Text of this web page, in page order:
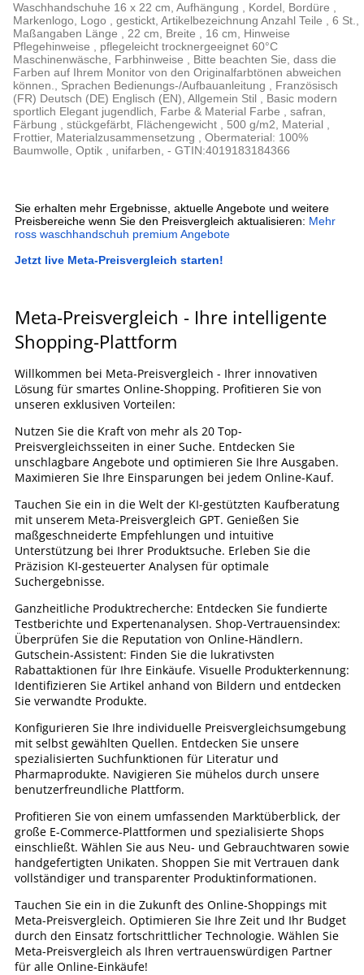
Waschhandschuhe 16 x 22 cm, Aufhängung , Kordel, Bordüre ,
Markenlogo, Logo , gestickt, Artikelbezeichnung Anzahl Teile , 6 St.,
Maßangaben Länge , 22 cm, Breite , 16 cm, Hinweise
Pflegehinweise , pflegeleicht trocknergeeignet 60°C
Maschinenwäsche, Farbhinweise , Bitte beachten Sie, dass die
Farben auf Ihrem Monitor von den Originalfarbtönen abweichen
können., Sprachen Bedienungs-/Aufbauanleitung , Französisch
(FR) Deutsch (DE) Englisch (EN), Allgemein Stil , Basic modern
sportlich Elegant jugendlich, Farbe & Material Farbe , safran,
Färbung , stückgefärbt, Flächengewicht , 500 g/m2, Material ,
Frottier, Materialzusammensetzung , Obermaterial: 100%
Baumwolle, Optik , unifarben, - GTIN:4019183184366
Sie erhalten mehr Ergebnisse, aktuelle Angebote und weitere
Preisbereiche wenn Sie den Preisvergleich aktualisieren: Mehr
ross waschhandschuh premium Angebote
Jetzt live Meta-Preisvergleich starten!
Meta-Preisvergleich - Ihre intelligente
Shopping-Plattform
Willkommen bei Meta-Preisvergleich - Ihrer innovativen
Lösung für smartes Online-Shopping. Profitieren Sie von
unseren exklusiven Vorteilen:
Nutzen Sie die Kraft von mehr als 20 Top-
Preisvergleichsseiten in einer Suche. Entdecken Sie
unschlagbare Angebote und optimieren Sie Ihre Ausgaben.
Maximieren Sie Ihre Einsparungen bei jedem Online-Kauf.
Tauchen Sie ein in die Welt der KI-gestützten Kaufberatung
mit unserem Meta-Preisvergleich GPT. Genießen Sie
maßgeschneiderte Empfehlungen und intuitive
Unterstützung bei Ihrer Produktsuche. Erleben Sie die
Präzision KI-gesteuerter Analysen für optimale
Suchergebnisse.
Ganzheitliche Produktrecherche: Entdecken Sie fundierte
Testberichte und Expertenanalysen. Shop-Vertrauensindex:
Überprüfen Sie die Reputation von Online-Händlern.
Gutschein-Assistent: Finden Sie die lukrativsten
Rabattaktionen für Ihre Einkäufe. Visuelle Produkterkennung:
Identifizieren Sie Artikel anhand von Bildern und entdecken
Sie verwandte Produkte.
Konfigurieren Sie Ihre individuelle Preisvergleichsumgebung
mit selbst gewählten Quellen. Entdecken Sie unsere
spezialisierten Suchfunktionen für Literatur und
Pharmaprodukte. Navigieren Sie mühelos durch unsere
benutzerfreundliche Plattform.
Profitieren Sie von einem umfassenden Marktüberblick, der
große E-Commerce-Plattformen und spezialisierte Shops
einschließt. Wählen Sie aus Neu- und Gebrauchtwaren sowie
handgefertigten Unikaten. Shoppen Sie mit Vertrauen dank
vollständiger und transparenter Produktinformationen.
Tauchen Sie ein in die Zukunft des Online-Shoppings mit
Meta-Preisvergleich. Optimieren Sie Ihre Zeit und Ihr Budget
durch den Einsatz fortschrittlicher Technologie. Wählen Sie
Meta-Preisvergleich als Ihren vertrauenswürdigen Partner
für alle Online-Einkäufe!